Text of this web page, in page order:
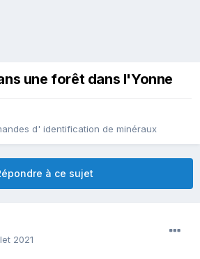
une forêt dans l'Yonne
d' identification de minéraux
à ce sujet
2021